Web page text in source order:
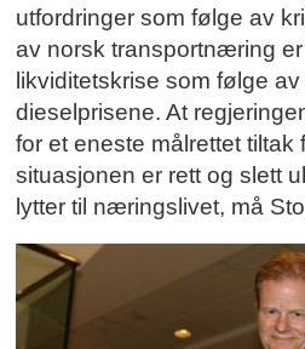
utfordringer som følge av
av norsk transportnæring
likviditetskrise som følge
dieselprisene. At
for et eneste målrettet
situasjonen er rett og slett
lytter til næringslivet, må